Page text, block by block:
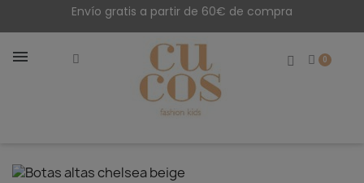
Envío gratis a partir de 60€ de compra